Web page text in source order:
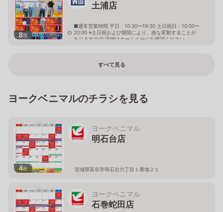
8枚
土浦店
■通常営業時間 平日：10:30〜19:30 土日祝日：10:00〜
20:00 ※土日祝および期間により、急な変動することが
ありますので 詳細はホームページを確認ください
すべて見る
ヨークベニマルのチラシを見る
4枚
ヨークベニマル
明石台店
宮城県富谷市明石台六丁目１番地２１
ヨークベニマル
石巻蛇田店